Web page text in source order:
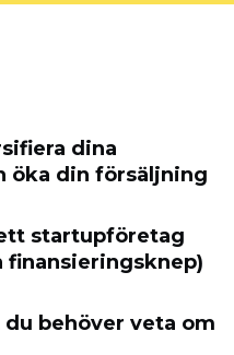
dina
öka din försäljning
startupföretag
finansieringsknep)
du behöver veta om